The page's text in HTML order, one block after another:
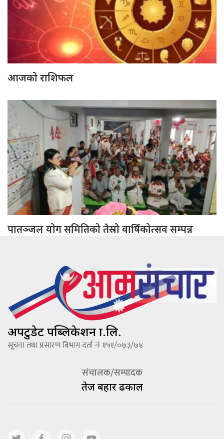
आजको राशिफल
पातञ्जल योग समितिको तेस्रो वार्षिकोत्सव सम्पन्न
अपटुडेट पब्लिकेशन प्रा.लि.
सूचना तथा प्रसारण विभाग दर्ता नंः १५१/०७३/७४
संचालक/सम्पादक
तेज बहादूर ढकाल